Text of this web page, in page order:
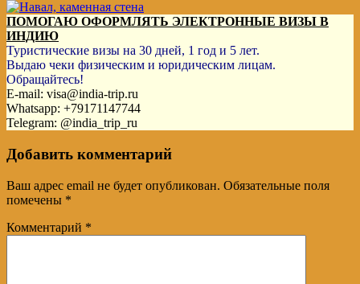
ПОМОГАЮ ОФОРМЛЯТЬ ЭЛЕКТРОННЫЕ ВИЗЫ В
ИНДИЮ
Туристические визы на 30 дней, 1 год и 5 лет.
Выдаю чеки физическим и юридическим лицам.
Обращайтесь!
E-mail: visa@india-trip.ru
Whatsapp: +79171147744
Telegram: @india_trip_ru
Добавить комментарий
Ваш адрес email не будет опубликован. Обязательные поля
помечены *
Комментарий *